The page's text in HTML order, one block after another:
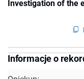
Investigation of the
Informacje o